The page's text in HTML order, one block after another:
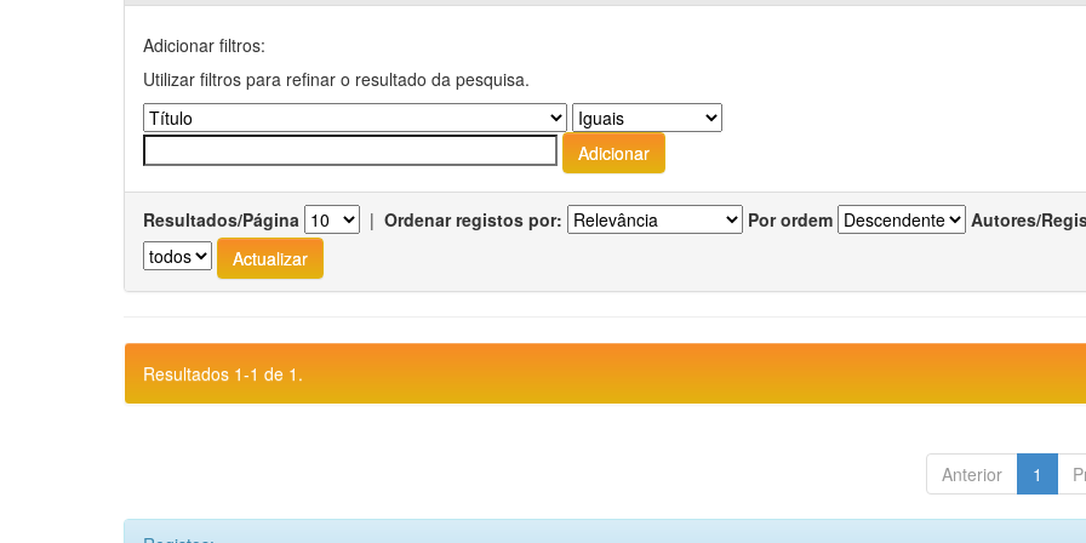
Adicionar filtros:
Utilizar filtros para refinar o resultado da pesquisa.
Resultados/Página | Ordenar registos por: Por ordem Autores/
Resultados 1-1 de 1.
Anterior 1